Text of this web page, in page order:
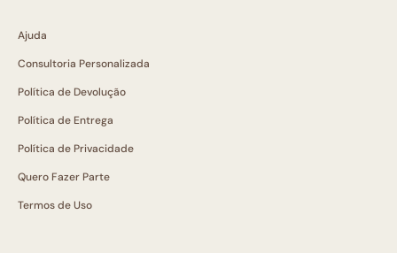
Ajuda
Consultoria Personalizada
Política de Devolução
Política de Entrega
Política de Privacidade
Quero Fazer Parte
Termos de Uso